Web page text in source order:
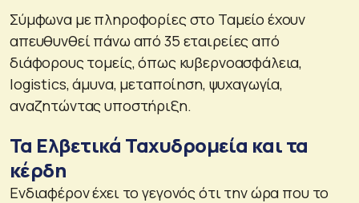
Σύμφωνα με πληροφορίες στο Ταμείο έχουν
απευθυνθεί πάνω από 35 εταιρείες από
διάφορους τομείς, όπως κυβερνοασφάλεια,
logistics, άμυνα, μεταποίηση, ψυχαγωγία,
αναζητώντας υποστήριξη.
Τα Ελβετικά Ταχυδρομεία και τα
κέρδη
Ενδιαφέρον έχει το γεγονός ότι την ώρα που το